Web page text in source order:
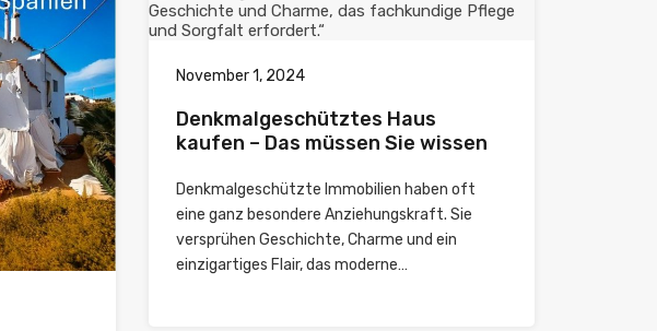
November 1, 2024
Denkmalgeschütztes Haus
kaufen – Das müssen Sie wissen
Denkmalgeschützte Immobilien haben oft
eine ganz besondere Anziehungskraft. Sie
versprühen Geschichte, Charme und ein
einzigartiges Flair, das moderne…